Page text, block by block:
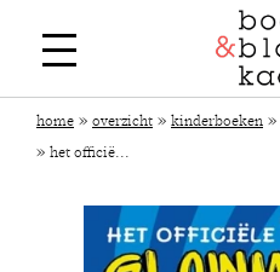
home » overzicht » kinderboeken »
» het officië...